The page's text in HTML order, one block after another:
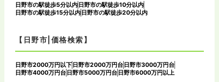
日野市の駅徒歩5分以内 日野市の駅徒歩10分以内
日野市の駅徒歩15分以内 日野市の駅徒歩20分以内
【日野市|価格検索】
日野市2000万円以下 日野市2000万円台 日野市3000万円台
日野市4000万円台 日野市5000万円台 日野市6000万円以上